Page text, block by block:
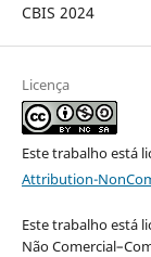
CBIS 2024
Licença
Este trabalho está
Attribution-
Este trabalho está
Não